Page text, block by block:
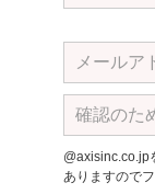
@axisinc.co.jp
ありますので